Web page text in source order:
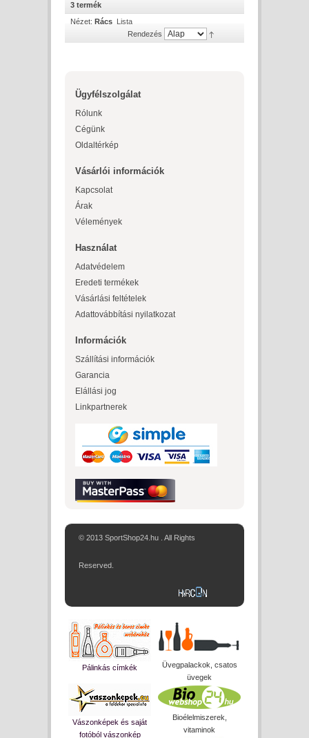
3 termék
Nézet: Rács Lista
Rendezés
Ügyfélszolgálat
Rólunk
Cégünk
Oldaltérkép
Vásárlói információk
Kapcsolat
Árak
Vélemények
Használat
Adatvédelem
Eredeti termékek
Vásárlási feltételek
Adattovábbítási nyilatkozat
Információk
Szállítási információk
Garancia
Elállási jog
Linkpartnerek
© 2013 SportShop24.hu . All Rights
Reserved.
Pálinkás címkék
Üvegpalackok, csatos
üvegek
Vászonképek és saját
fotóból vászonkép
Bioélelmiszerek,
vitaminok